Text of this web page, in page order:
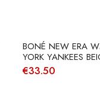
BONÉ NEW ERA
YORK YANKEES
€33.50